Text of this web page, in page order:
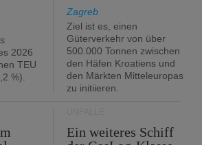
2026
TEU
%).
Zagreb
Ziel ist es, einen
Güterverkehr von über
500.000 Tonnen zwischen
den Häfen Kroatiens und
den Märkten Mitteleuropas
zu initiieren.
Ein weiteres Schiff